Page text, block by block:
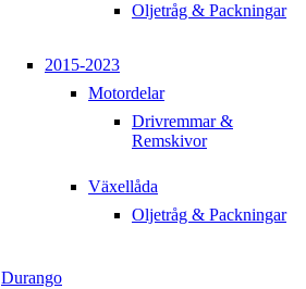
Oljetråg & Packningar
2015-2023
Motordelar
Drivremmar &
Remskivor
Växellåda
Oljetråg & Packningar
Durango